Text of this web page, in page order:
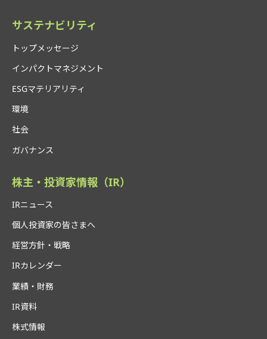
サステナビリティ
トップメッセージ
インパクトマネジメント
ESGマテリアリティ
環境
社会
ガバナンス
株主・投資家情報（IR）
IRニュース
個人投資家の皆さまへ
経営方針・戦略
IRカレンダー
業績・財務
IR資料
株式情報